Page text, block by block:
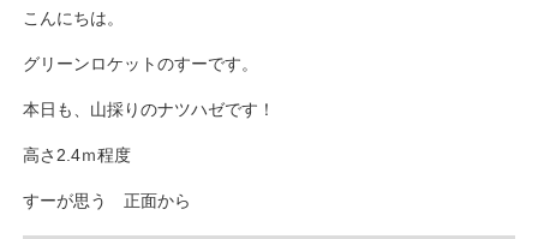
こんにちは。
グリーンロケットのすーです。
本日も、山採りのナツハゼです！
高さ2.4ｍ程度
すーが思う 正面から